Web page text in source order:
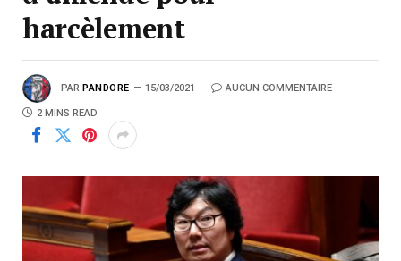
harcèlement
PAR PANDORE 15/03/2021 AUCUN COMMENTAIRE
2 MINS READ